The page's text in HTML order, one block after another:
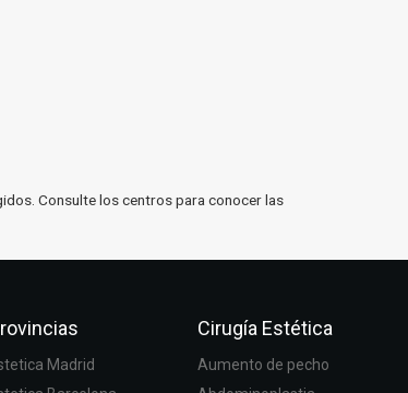
Consulte los centros para conocer las
Madrid
Cirugía Estética
Aumento de pecho